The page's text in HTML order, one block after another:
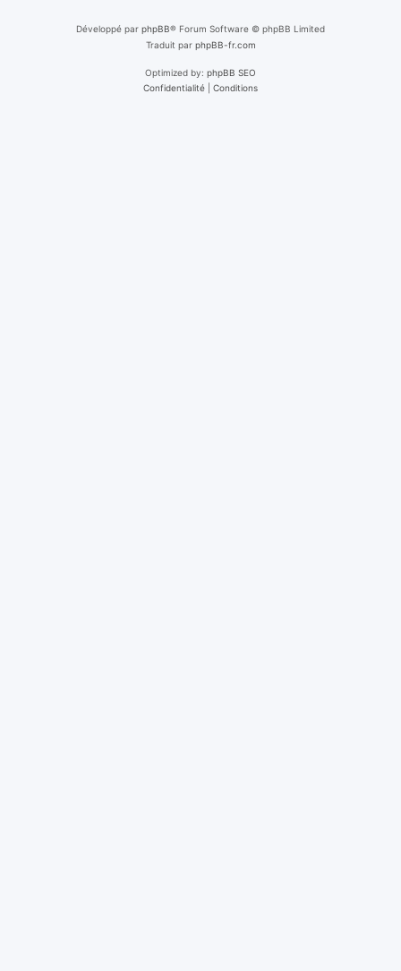
Développé par phpBB® Forum Software © phpBB Limited
Traduit par phpBB-fr.com
Optimized by: phpBB SEO
Confidentialité
Conditions